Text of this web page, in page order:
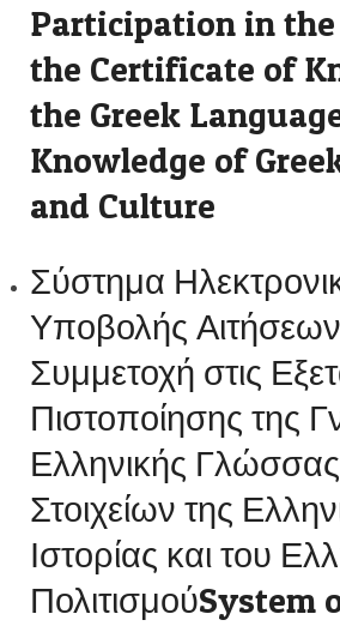
Participation in
the Certificate of
the Greek
Knowledge of
and Culture
Σύστημα
Υποβολής Αιτήσεων
Συμμετοχή στις
Πιστοποίησης της
Ελληνικής Γλώσσας
Στοιχείων της
Ιστορίας και του